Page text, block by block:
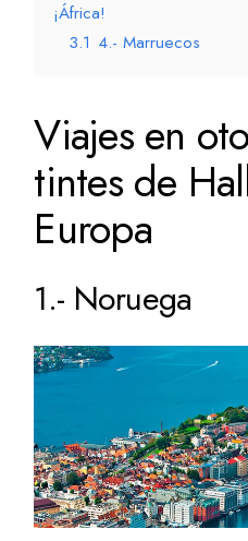
¡África!
3.1 4.- Marruecos
Viajes en
tintes de
Europa
1.- Noruega